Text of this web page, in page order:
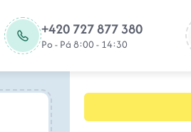
+420 727 877 380
Po - Pá 8:00 - 14:30